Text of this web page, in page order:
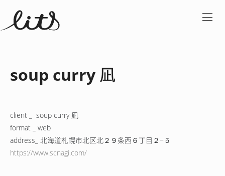
soup curry 凪
client _ soup curry 凪
format _ web
address_ 北海道札幌市北区北２９条西６丁目２−５
https://www.scnagi.com/